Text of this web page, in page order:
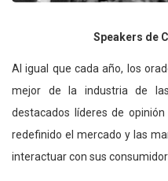
Speakers de
Al igual que cada año, los
mejor de la industria de las
destacados líderes de
redefinido el mercado y las
interactuar con sus